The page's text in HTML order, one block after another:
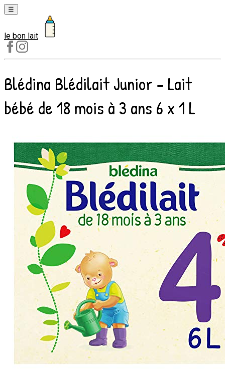
☰
Laits
1er
âge
Laits
2e
âge
croissance
le bon lait
Blédina Blédilait Junior - Lait
bébé de 18 mois à 3 ans 6 x 1 L